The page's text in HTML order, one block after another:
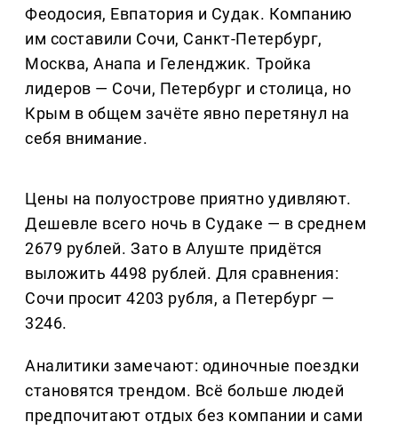
Феодосия, Евпатория и Судак. Компанию
им составили Сочи, Санкт-Петербург,
Москва, Анапа и Геленджик. Тройка
лидеров — Сочи, Петербург и столица, но
Крым в общем зачёте явно перетянул на
себя внимание.
Цены на полуострове приятно удивляют.
Дешевле всего ночь в Судаке — в среднем
2679 рублей. Зато в Алуште придётся
выложить 4498 рублей. Для сравнения:
Сочи просит 4203 рубля, а Петербург —
3246.
Аналитики замечают: одиночные поездки
становятся трендом. Всё больше людей
предпочитают отдых без компании и сами